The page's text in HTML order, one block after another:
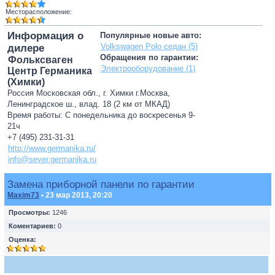
Месторасположение:
Популярные новые авто:
Volkswagen Polo седан (5)
Обращения по гарантии:
Электрооборудование (1)
Информация о
дилере
Фольксваген
Центр Германика
(Химки)
Россия Московская обл., г. Химки г.Москва,
Ленинградское ш., влад. 18 (2 км от МКАД)
Время работы: С понедельника до воскресенья 9-
21ч
+7 (495) 231-31-31
http://www.germanika.ru/
info@sever.germanika.ru
Замена приборной панели по гарантии
Maxim73 • 23 мар 2013, 20:20
Просмотры: 1246
Коментариев: 0
Оценка: